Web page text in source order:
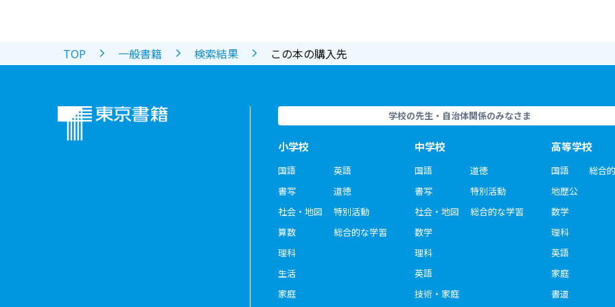
TOP 一般書籍 検索結果 この本の購入先
学校の先生・自治体関係のみなさま
小学校
国語
書写
社会・地図
算数
理科
生活
家庭
英語
道徳
特別活動
総合的な学習
中学校
国語
書写
社会・地図
数学
理科
英語
技術・家庭
道徳
特別活動
総合的な学習
高等学校
国語
地歴公
数学
理科
英語
家庭
書道
総合